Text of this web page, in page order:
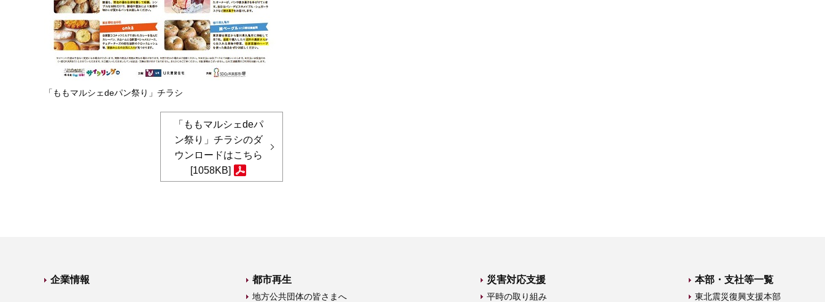
「ももマルシェdeパン祭り」チラシ
「ももマルシェdeパ
ン祭り」チラシのダ
ウンロードはこちら
[1058KB]
企業情報 都市再生
地方公共団体の皆さまへ
災害対応支援
平時の取り組み
本部・支社等一覧
東北震災復興支援本部